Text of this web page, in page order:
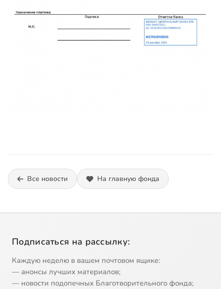
Все новости На главную фонда
Подписаться на рассылку:
Каждую неделю в вашем почтовом ящике:
— анонсы лучших материалов;
— новости подопечных Благотворительного фонда;